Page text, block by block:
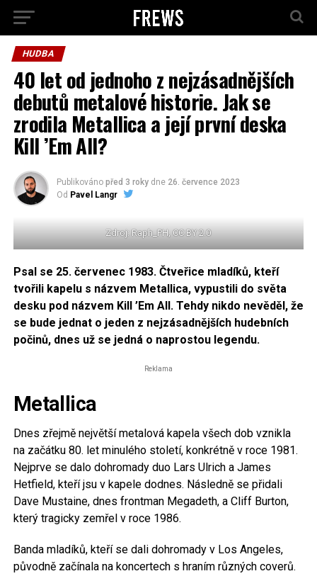
HUDBA
40 let od jednoho z nejzásadnějších
debutů metalové historie. Jak se
zrodila Metallica a její první deska
Kill ’Em All?
Publikováno před 3 roky dne 26. července 2023
Od Pavel Langr
Zdroj: Raph_PH, CC BY 2.0
Psal se 25. červenec 1983. Čtveřice mladíků, kteří
tvořili kapelu s názvem Metallica, vypustili do světa
desku pod názvem Kill ’Em All. Tehdy nikdo nevěděl, že
se bude jednat o jeden z nejzásadnějších hudebních
počinů, dnes už se jedná o naprostou legendu.
Reklama
Metallica
Dnes zřejmě největší metalová kapela všech dob vznikla
na začátku 80. let minulého století, konkrétně v roce 1981.
Nejprve se dalo dohromady duo Lars Ulrich a James
Hetfield, kteří jsu v kapele dodnes. Následně se přidali
Dave Mustaine, dnes frontman Megadeth, a Cliff Burton,
který tragicky zemřel v roce 1986.
Banda mladíků, kteří se dali dohromady v Los Angeles,
původně začínala na koncertech s hraním různých coverů.